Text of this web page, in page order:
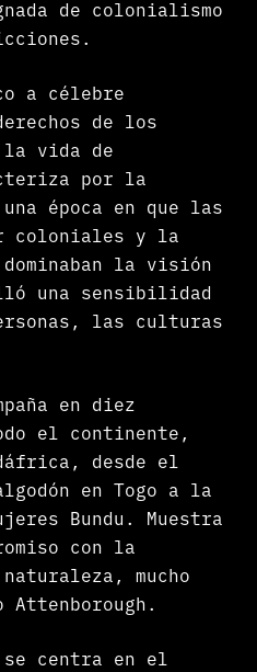
de colonialismo
a célebre
de los
la vida de
por la
época en que las
coloniales y la
la visión
una sensibilidad
las culturas
en diez
el continente,
desde el
en Togo a la
Bundu. Muestra
con la
mucho
Attenborough.
centra en el